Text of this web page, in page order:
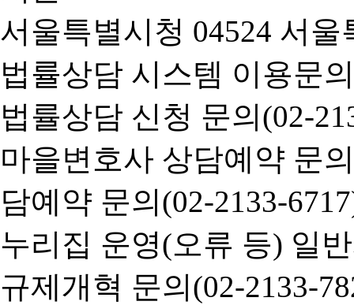
서울특별시청 04524 서
법률상담 시스템 이용문
법률상담 신청 문의(02-
마을변호사 상담예약 문
담예약 문의(02-2133-
누리집 운영(오류 등) 일
규제개혁 문의(02-2133-